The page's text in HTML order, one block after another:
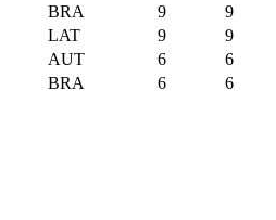
BRA 9
9
LAT 9
9
AUT 6
6
BRA 6
6